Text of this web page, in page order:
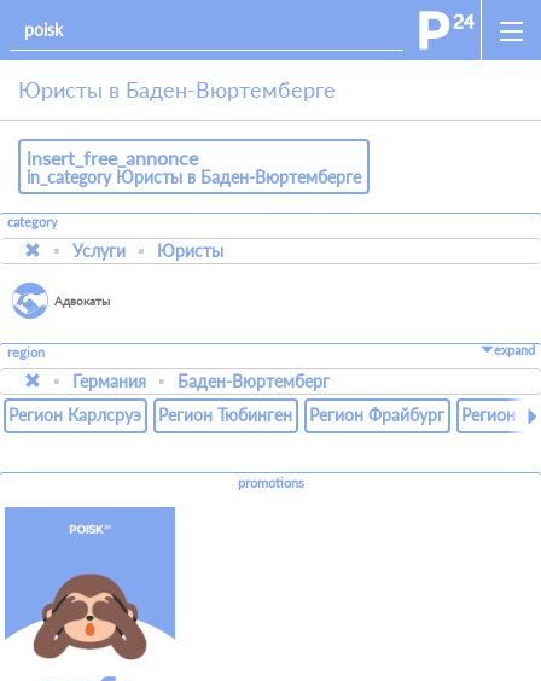
Юристы в Баден-Вюртемберге
insert_free_annonce
in_category Юристы в Баден-Вюртемберге
category
Услуги Юристы
Адвокаты
region expand
Германия
Баден-Вюртемберг
Регион Карлсруэ
Регион Тюбинген Регион Фрайбург Регион
promotions